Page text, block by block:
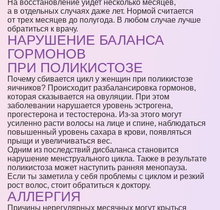
На восстановление уйдет несколько месяцев,
а в отдельных случаях даже лет. Нормой считается
от трех месяцев до полугода. В любом случае лучше
обратиться к врачу.
НАРУШЕНИЕ БАЛАНСА
ГОРМОНОВ
ПРИ ПОЛИКИСТОЗЕ
Почему сбивается цикл у женщин при поликистозе
яичников? Происходит разбалансировка гормонов,
которая сказывается на овуляции. При этом
заболевании нарушается уровень эстрогена,
прогестерона и тестостерона. Из-за этого могут
усиленно расти волосы на лице и спине, наблюдаться
повышенный уровень сахара в крови, появляться
прыщи и увеличиваться вес.
Одним из последствий дисбаланса становится
нарушение менструального цикла. Также в результате
поликистоза может наступить ранняя менопауза.
Если ты заметила у себя проблемы с циклом и резкий
рост волос, стоит обратиться к доктору.
АЛЛЕРГИЯ
Причины нерегулярных месячных могут крыться